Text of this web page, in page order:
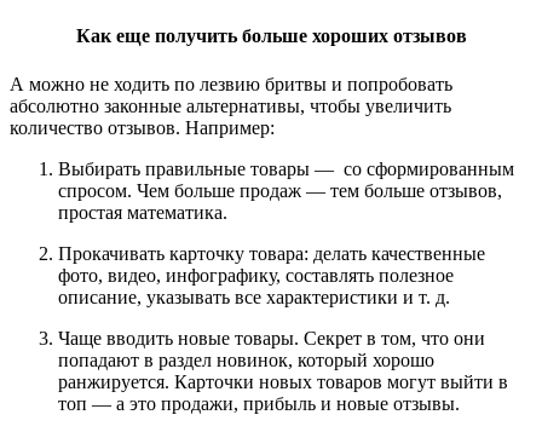
Как еще получить больше хороших отзывов
А можно не ходить по лезвию бритвы и попробовать
абсолютно законные альтернативы, чтобы увеличить
количество отзывов. Например:
Выбирать правильные товары — со сформированным
спросом. Чем больше продаж — тем больше отзывов,
простая математика.
Прокачивать карточку товара: делать качественные
фото, видео, инфографику, составлять полезное
описание, указывать все характеристики и т. д.
Чаще вводить новые товары. Секрет в том, что они
попадают в раздел новинок, который хорошо
ранжируется. Карточки новых товаров могут выйти в
топ — а это продажи, прибыль и новые отзывы.